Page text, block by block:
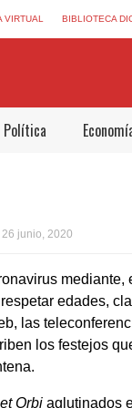
VIRTUAL BIBLIOTECA
Política
26 junio, 2020
mediante,
edades,
las
los festejos
Orbi aglutinados